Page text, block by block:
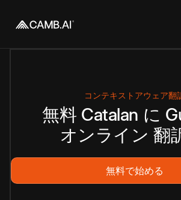
コンテキストアウェア翻
無料 Catalan に
オンライン 翻
無料で始める